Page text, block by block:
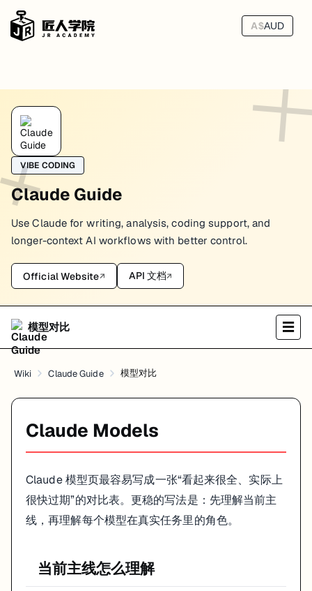
A$AUD
Claude Models
Claude 模型页最容易写成一张“看起来很全、实际上很快过期”的对比
当前主线怎么理解
按 Anthropic 当前官方 models overview，主线可以先这样理解：
Claude Sonnet 4：默认主力，适合绝大多数通用生产、coding
Claude Opus 4.1：更高质量和更强推理，适合高难度
如果你没有非常明确的特殊要求，默认从
一个更实用的选型思路
默认任务
批量和成本敏感任务
不要把“最强模型”当默认答案
很多团队一开始就想给所有流程都上最高档，结果成本先失控。真实项
关键节点再升级到Opus 4.1
简单批量任务交给 Haiku
VIBE CODING
Claude Guide
Use Claude for writing, analysis, coding support, and
longer-context AI workflows with better control.
Official Website↗ API 文档↗
模型对比 ☰
Wiki Claude Guide 模型对比
Claude Models
Claude 模型页最容易写成一张“看起来很全、实际上
很快过期”的对比表。更稳的写法是：先理解当前主
线，再理解每个模型在真实任务里的角色。
当前主线怎么理解